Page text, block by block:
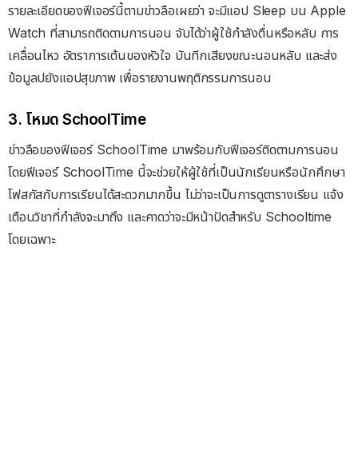
รายละเอียดของฟีเจอร์นี้ตามข่าวลือเผยว่า จะมีแอป Sleep บน Apple
Watch ที่สามารถติดตามการนอน จับได้ว่าผู้ใช้กำลังตื่นหรือหลับ การ
เคลื่อนไหว อัตราการเต้นของหัวใจ บันทีกเสียงขณะนอนหลับ และส่ง
ข้อมูลปยังแอปสุขภาพ เพื่อรายงานพฤติกรรมการนอน
3. โหมด SchoolTime
ข่าวลือของฟีเจอร์ SchoolTime มาพร้อมกับฟีเจอร์ติดตามการนอน
โดยฟีเจอร์ SchoolTime นี้จะช่วยให้ผู้ใช้ที่เป็นนักเรียนหรือนักศึกษา
โฟสกัสกับการเรียนได้สะดวกมากขึ้น ไม่ว่าจะเป็นการดูตารางเรียน แจ้ง
เตือนวิชาที่กำลังจะมาถึง และคาดว่าจะมีหน้าปัดสำหรับ Schooltime
โดยเฉพาะ